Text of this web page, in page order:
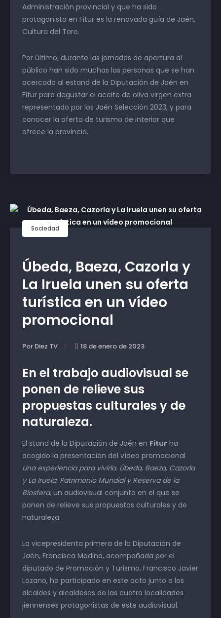
Administración provincial y que ha sido
protagonista en Fitur es la renovada guía de Jaén,
Cultura del Toro.
Por último, durante las jornadas de apertura al
público han sido muchas las personas que se han
acercado al estand de la Diputación de Jaén en
Fitur para degustar el aceite de oliva virgen extra
representado por los Jaén Selección 2023, y para
conocer la oferta de turismo de interior que
ofrece la provincia.
Sociedad
Úbeda, Baeza, Cazorla y
La Iruela unen su oferta
turística en un vídeo
promocional
Por Diez TV 18 de enero de 2023
En el trabajo audiovisual se
ponen de relieve sus
propuestas culturales y de
naturaleza.
El stand de la Diputación de Jaén en Fitur ha
acogido la presentación del vídeo promocional
Una experiencia para vivirla. Úbeda, Baeza, Cazorla
y La Iruela. Patrimonio Mundial y Reserva de la
Biosfera, un audiovisual conjunto en el que se
ponen de relieve sus propuestas culturales y de
naturaleza.
La vicepresidenta primera de la Diputación de
Jaén, Francisca Medina, acompañada por el
diputado de Promoción y Turismo, Francisco Javier
Lozano, ha participado en este acto junto a los
alcaldes y alcaldesas de las cuatro localidades
jiennenses protagonistas de este audiovisual.